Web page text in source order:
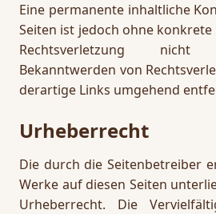
Eine permanente inhaltliche
Seiten ist jedoch ohne
Rechtsverletzung
Bekanntwerden von
derartige Links umgehend
Urheberrecht
Die durch die Seitenbetreiber
Werke auf diesen Seiten
Urheberrecht. Die